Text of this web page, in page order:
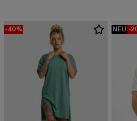
-40% NEU -